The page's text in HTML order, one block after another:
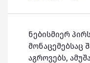
ნებისმიერ
მონაცემებსაც
აგროვებს,